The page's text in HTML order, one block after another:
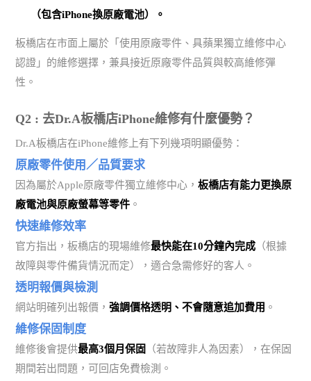
（包含iPhone換原廠電池）。
板橋店在市面上屬於「使用原廠零件、具蘋果獨立維修中心
認證」的維修選擇，兼具接近原廠零件品質與較高維修彈
性。
Q2 : 去Dr.A板橋店iPhone維修有什麼優勢？
Dr.A板橋店在iPhone維修上有下列幾項明顯優勢：
原廠零件使用／品質要求
因為屬於Apple原廠零件獨立維修中心，板橋店有能力更換原
廠電池與原廠螢幕等零件 。
快速維修效率
官方指出，板橋店的現場維修最快能在10分鐘內完成 （根據
故障與零件備貨情況而定），適合急需修好的客人。
透明報價與檢測
網站明確列出報價，強調價格透明、不會隨意追加費用 。
維修保固制度
維修後會提供最高3個月保固
（若故障非人為因素），在保固
期間若出問題，可回店免費檢測。